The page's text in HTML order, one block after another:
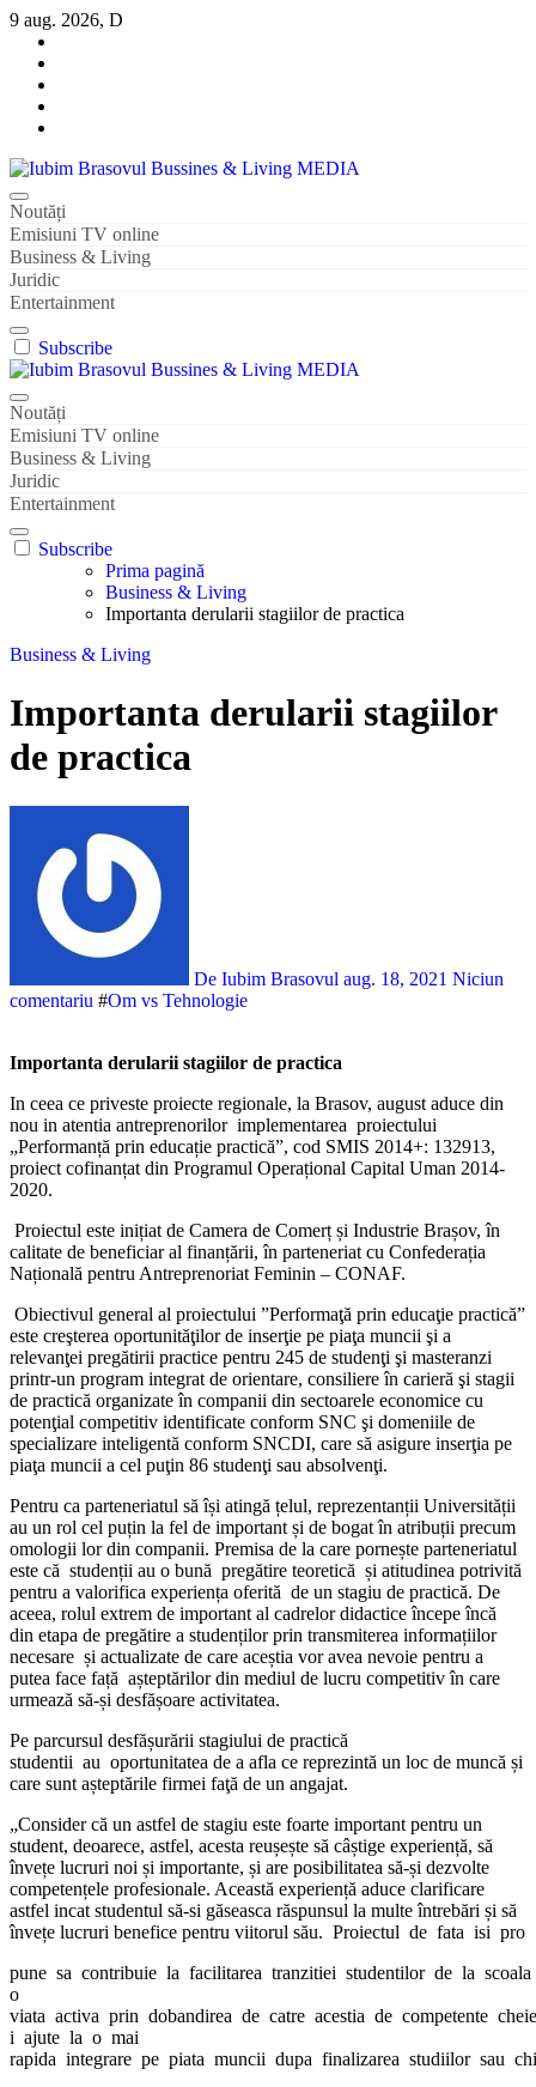
Sari
conținut
9 aug. 2026, D
Iubim Brasovul Bussines & Living MEDIA
Din pasiune și dragoste pentru Brașoveni
Noutăți
Emisiuni TV online
Business & Living
Juridic
Entertainment
Subscribe
Iubim Brasovul Bussines & Living MEDIA
Din pasiune și dragoste pentru Brașoveni
Noutăți
Emisiuni TV online
Business & Living
Juridic
Entertainment
Subscribe
Prima pagină
Business & Living
Importanta derularii stagiilor de practica
Business & Living
Importanta derularii stagiilor
de practica
De Iubim Brasovul aug. 18, 2021 Niciun
comentariu #Om vs Tehnologie
Importanta derularii stagiilor de practica
In ceea ce priveste proiecte regionale, la Brasov, august aduce din
nou in atentia antreprenorilor implementarea proiectului
„Performanță prin educație practică”, cod SMIS 2014+: 132913,
proiect cofinanțat din Programul Operațional Capital Uman 2014-
2020.
Proiectul este inițiat de Camera de Comerț și Industrie Brașov, în
calitate de beneficiar al finanțării, în parteneriat cu Confederația
Națională pentru Antreprenoriat Feminin – CONAF.
Obiectivul general al proiectului ”Performaţă prin educaţie practică”
este creşterea oportunităţilor de inserţie pe piaţa muncii şi a
relevanţei pregătirii practice pentru 245 de studenţi şi masteranzi
printr-un program integrat de orientare, consiliere în carieră şi stagii
de practică organizate în companii din sectoarele economice cu
potenţial competitiv identificate conform SNC şi domeniile de
specializare inteligentă conform SNCDI, care să asigure inserţia pe
piaţa muncii a cel puţin 86 studenţi sau absolvenţi.
Pentru ca parteneriatul să își atingă țelul, reprezentanții Universității
au un rol cel puțin la fel de important și de bogat în atribuții precum
omologii lor din companii. Premisa de la care pornește parteneriatul
este că studenții au o bună pregătire teoretică și atitudinea potrivită
pentru a valorifica experiența oferită de un stagiu de practică. De
aceea, rolul extrem de important al cadrelor didactice începe încă
din etapa de pregătire a studenților prin transmiterea informațiilor
necesare și actualizate de care aceștia vor avea nevoie pentru a
putea face față așteptărilor din mediul de lucru competitiv în care
urmează să‐și desfășoare activitatea.
Pe parcursul desfășurării stagiului de practică
studentii au oportunitatea de a afla ce reprezintă un loc de muncă și
care sunt așteptările firmei faţă de un angajat.
„Consider că un astfel de stagiu este foarte important pentru un
student, deoarece, astfel, acesta reușește să câștige experiență, să
învețe lucruri noi și importante, și are posibilitatea să-și dezvolte
competențele profesionale. Această experiență aduce clarificare
astfel incat studentul să-si găseasca răspunsul la multe întrebări și să
învețe lucruri benefice pentru viitorul său. Proiectul de fata isi pro
pune sa contribuie la facilitarea tranzitiei studentilor de la
o
viata activa prin dobandirea de catre acestia de competente
i ajute la o mai
rapida integrare pe piata muncii dupa finalizarea studiilor sau